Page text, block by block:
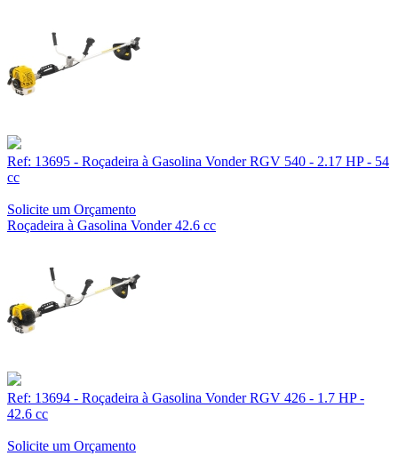
Ref: 13695 - Roçadeira à Gasolina Vonder RGV 540 - 2.17 HP - 54
cc
Solicite um Orçamento
Roçadeira à Gasolina Vonder 42.6 cc
Ref: 13694 - Roçadeira à Gasolina Vonder RGV 426 - 1.7 HP -
42.6 cc
Solicite um Orçamento